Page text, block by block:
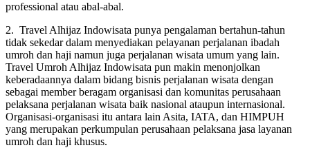
professional atau abal-abal.
2. Travel Alhijaz Indowisata punya pengalaman bertahun-tahun
tidak sekedar dalam menyediakan pelayanan perjalanan ibadah
umroh dan haji namun juga perjalanan wisata umum yang lain.
Travel Umroh Alhijaz Indowisata pun makin menonjolkan
keberadaannya dalam bidang bisnis perjalanan wisata dengan
sebagai member beragam organisasi dan komunitas perusahaan
pelaksana perjalanan wisata baik nasional ataupun internasional.
Organisasi-organisasi itu antara lain Asita, IATA, dan HIMPUH
yang merupakan perkumpulan perusahaan pelaksana jasa layanan
umroh dan haji khusus.